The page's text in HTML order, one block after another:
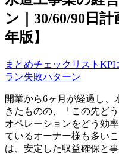
ン｜30/60/90日
年版】
まとめチェックリスト KPI
ラン失敗パターン
開業から6ヶ月が経過し、
きたものの、「この先ど
オペレーションをどう効
ているオーナー様も多い
は、安定した収益確保と